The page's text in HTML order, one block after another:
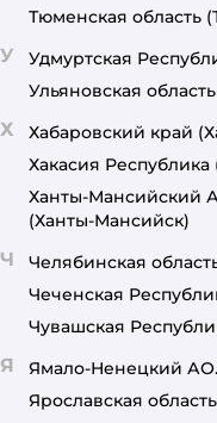
Тюменская область
У Удмуртская
Ульяновская область
Х Хабаровский край
Хакасия Республика
Ханты-Мансийский
(Ханты-Мансийск)
Ч Челябинская
Чеченская
Чувашская
Я Ямало-Ненецкий АО.
Ярославская область